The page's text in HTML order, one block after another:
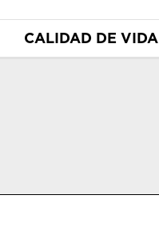
CALIDAD DE VIDA